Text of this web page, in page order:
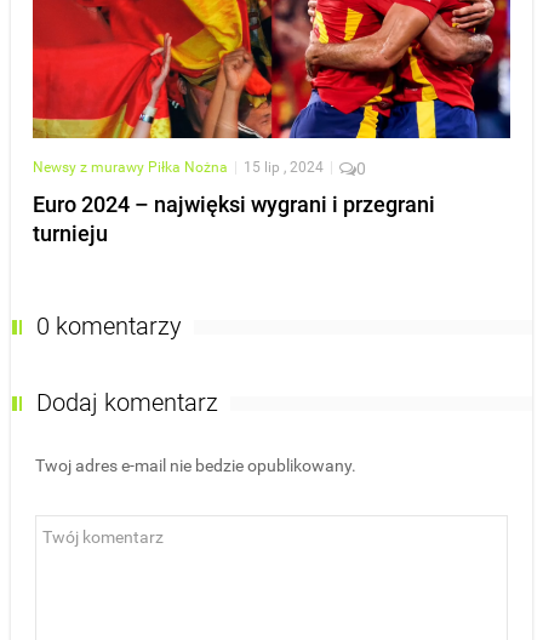
Newsy z murawy Piłka Nożna 15 lip , 2024 0
Euro 2024 – najwięksi wygrani i przegrani
turnieju
0 komentarzy
Dodaj komentarz
Twoj adres e-mail nie bedzie opublikowany.